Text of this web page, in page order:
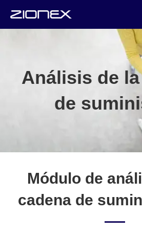
Análisis de
de
Módulo de
cadena de